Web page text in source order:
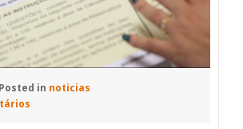
Posted in noticias